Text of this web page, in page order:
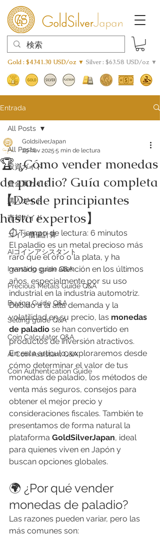
Gold : $4341.30 USD/oz ▼ Silver : $63.58 USD/oz ▼
Entrada
All Posts
投資ガイド
貴金属ガイド
購入ガイド
売却ガイド
​コイン価値計算
AIコインアシスタント
Investing guide Q&A
Precious Metals Guide Q&A
Buying Guide Q&A
Selling guide Q&A
Coin Calculator Q&A
AI Coin Assistant Q&A
Coin Authentication Guide
All Posts
🏆 ¿Cómo vender monedas
de paladio? Guía completa
【Desde principiantes
hasta expertos】
GoldsilverJapan
29 nov 2025 5 min de lectura
⏱️ Tiempo de lectura: 6 minutos
El paladio es un metal precioso más
raro que el oro o la plata, y ha
ganado gran atención en los últimos
años, especialmente por su uso
industrial en la industria automotriz.
Debido a la alta demanda y la
volatilidad en su precio, las monedas
de paladio se han convertido en
productos de inversión atractivos.
En este artículo, exploraremos desde
cómo determinar el valor de tus
monedas de paladio, los métodos de
venta más seguros, consejos para
obtener el mejor precio y
consideraciones fiscales. También te
presentamos de forma natural la
plataforma GoldSilverJapan, ideal
para quienes viven en Japón y
buscan opciones globales.
🌍 ¿Por qué vender
monedas de paladio?
Las razones pueden variar, pero las
más comunes son: